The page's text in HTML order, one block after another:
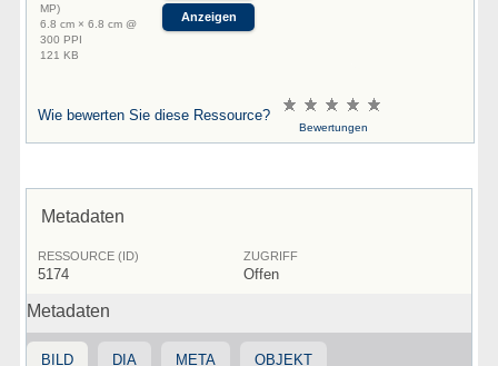
MP)
6.8 cm × 6.8 cm @
300 PPI
121 KB
Anzeigen
Wie bewerten Sie diese Ressource?
Bewertungen
Metadaten
RESSOURCE (ID)
5174
ZUGRIFF
Offen
Metadaten
BILD DIA META OBJEKT